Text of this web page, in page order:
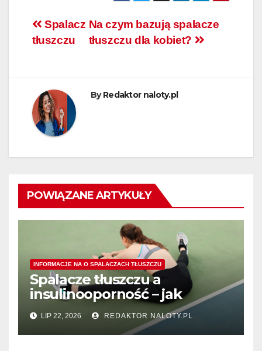
NawigacjaNa czym bazują spalacze
tłuszczu dla kobiet?
Spalacz
tłuszczu
ByRedaktor naloty.pl
POWIĄZANE ARTYKUŁY
INFORMACJE NA O SPALACZACH TŁUSZCZU
Spalacze tłuszczu a
insulinooporność – jak
wspomagają procesy
spalania tłuszczu?
LIP 22, 2026 REDAKTOR NALOTY.PL